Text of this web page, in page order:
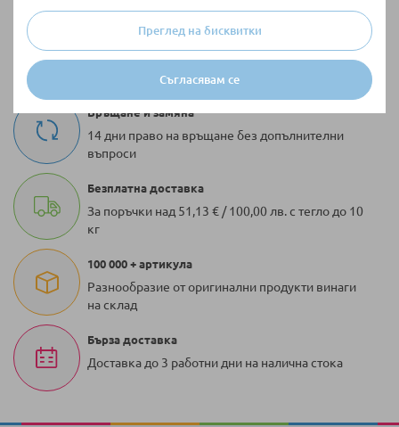
Съгласявам се
Преглед на бисквитки
Връщане и замяна
14 дни право на връщане без допълнителни
въпроси
Безплатна доставка
За поръчки над 51,13 € / 100,00 лв. с тегло до 10
кг
100 000 + артикула
Разнообразие от оригинални продукти винаги
на склад
Бърза доставка
Доставка до 3 работни дни на налична стока